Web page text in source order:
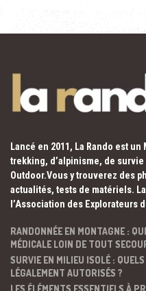
Lancé en 2011, La Rando est
trekking, d’alpinisme, de
Outdoor.Vous y trouverez des
actualités, tests de matériels. La
l’Association des Explorateurs
RANDONNÉE EN MONTAGNE :
MÉDICALE LOIN DE TOUT
SURVIE EN MILIEU ISOLÉ :
LÉGALEMENT AUTORISÉS ?
LES ÉLÉMENTS ESSENTIELS À